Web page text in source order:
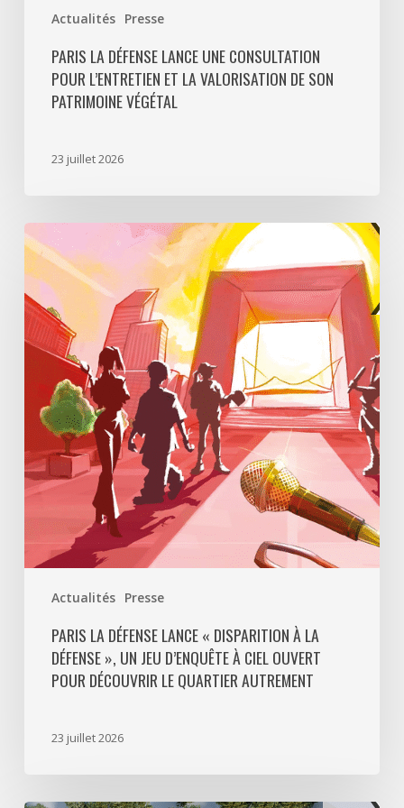
Actualités Presse
PARIS LA DÉFENSE LANCE UNE CONSULTATION
POUR L’ENTRETIEN ET LA VALORISATION DE SON
PATRIMOINE VÉGÉTAL
23 juillet 2026
Actualités Presse
Paris
La
Défense
lance
«
Disparition
Défense
un
jeu
d’enquête
à
ciel
découvrir
quartier
PARIS LA DÉFENSE LANCE « DISPARITION À LA
DÉFENSE », UN JEU D’ENQUÊTE À CIEL OUVERT
POUR DÉCOUVRIR LE QUARTIER AUTREMENT
23 juillet 2026